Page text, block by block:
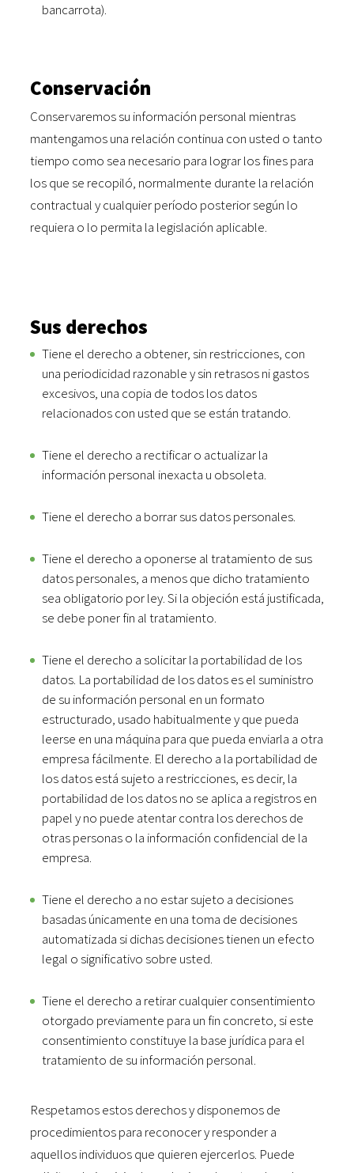
bancarrota).
Conservación
Conservaremos su información personal mientras
mantengamos una relación continua con usted o tanto
tiempo como sea necesario para lograr los fines para
los que se recopiló, normalmente durante la relación
contractual y cualquier período posterior según lo
requiera o lo permita la legislación aplicable.
Sus derechos
Tiene el derecho a obtener, sin restricciones, con
una periodicidad razonable y sin retrasos ni gastos
excesivos, una copia de todos los datos
relacionados con usted que se están tratando.
Tiene el derecho a rectificar o actualizar la
información personal inexacta u obsoleta.
Tiene el derecho a borrar sus datos personales.
Tiene el derecho a oponerse al tratamiento de sus
datos personales, a menos que dicho tratamiento
sea obligatorio por ley. Si la objeción está justificada,
se debe poner fin al tratamiento.
Tiene el derecho a solicitar la portabilidad de los
datos. La portabilidad de los datos es el suministro
de su información personal en un formato
estructurado, usado habitualmente y que pueda
leerse en una máquina para que pueda enviarla a otra
empresa fácilmente. El derecho a la portabilidad de
los datos está sujeto a restricciones, es decir, la
portabilidad de los datos no se aplica a registros en
papel y no puede atentar contra los derechos de
otras personas o la información confidencial de la
empresa.
Tiene el derecho a no estar sujeto a decisiones
basadas únicamente en una toma de decisiones
automatizada si dichas decisiones tienen un efecto
legal o significativo sobre usted.
Tiene el derecho a retirar cualquier consentimiento
otorgado previamente para un fin concreto, si este
consentimiento constituye la base jurídica para el
tratamiento de su información personal.
Respetamos estos derechos y disponemos de
procedimientos para reconocer y responder a
aquellos individuos que quieren ejercerlos. Puede